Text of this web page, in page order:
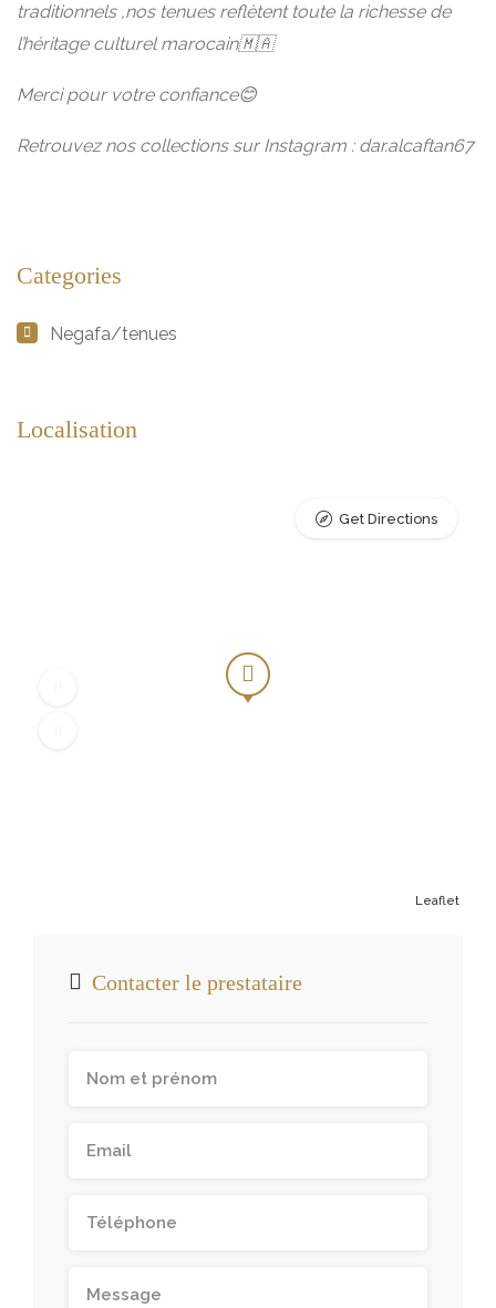
traditionnels ,nos tenues reflètent toute la richesse de
l’héritage culturel marocain🇲🇦
Merci pour votre confiance😊
Retrouvez nos collections sur Instagram : dar.alcaftan67
Categories
Negafa/tenues
Localisation
Leaflet
Get Directions
Contacter le prestataire